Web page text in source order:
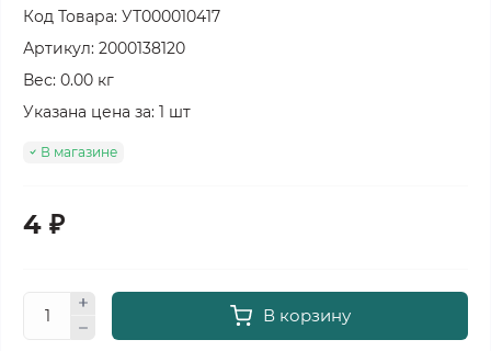
Код Товара: УТ000010417
Артикул: 2000138120
Вес: 0.00 кг
Указана цена за: 1 шт
В магазине
4 ₽
В корзину